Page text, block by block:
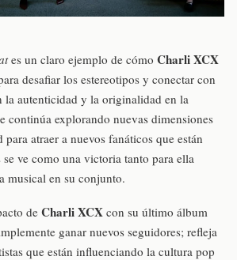
es un claro ejemplo de cómo Charli XCX
desafiar los estereotipos y conectar con
la autenticidad y la originalidad en la
continúa explorando nuevas dimensiones
para atraer a nuevos fanáticos que están
ve como una victoria tanto para ella
musical en su conjunto.
de Charli XCX con su último álbum
ganar nuevos seguidores; refleja
que están influenciando la cultura pop